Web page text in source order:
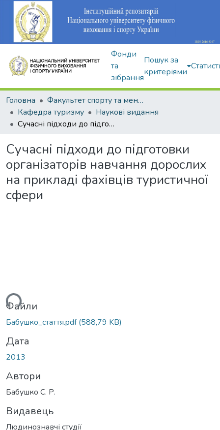
Фонди
та
зібрання
Пошук за
критеріями
Головна
Факультет спорту та менеджменту
Кафедра туризму
Наукові видання
Сучасні підходи до підготовки організаторів навчання дорослих на прикладі фахівців туристичної сфери
Сучасні підходи до підготовки
організаторів навчання дорослих
на прикладі фахівців туристичної
сфери
Файли
Бабушко_стаття.pdf(588,79 KB)
Дата
2013
Автори
Бабушко С. Р.
Видавець
Людинознавчі студії